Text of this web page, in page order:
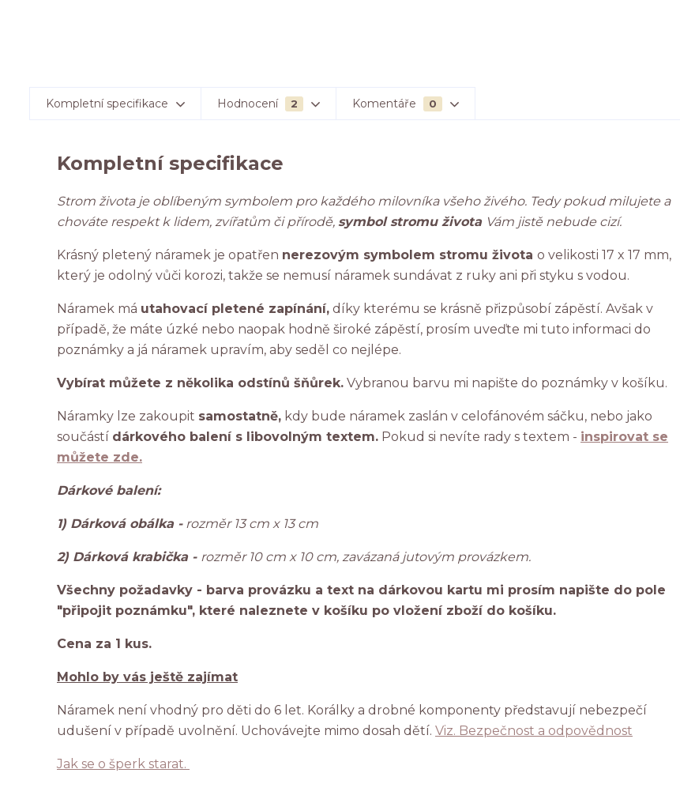
Kompletní specifikace Hodnocení 2 Komentáře 0
Kompletní specifikace
Strom života je oblíbeným symbolem pro každého milovníka všeho živého. Tedy pokud milujete a
chováte respekt k lidem, zvířatům či přírodě, symbol stromu života Vám jistě nebude cizí.
Krásný pletený náramek je opatřen nerezovým symbolem stromu života o velikosti 17 x 17 mm,
který je odolný vůči korozi, takže se nemusí náramek sundávat z ruky ani při styku s vodou.
Náramek má utahovací pletené zapínání, díky kterému se krásně přizpůsobí zápěstí. Avšak v
případě, že máte úzké nebo naopak hodně široké zápěstí, prosím uveďte mi tuto informaci do
poznámky a já náramek upravím, aby seděl co nejlépe.
Vybírat můžete z několika odstínů šňůrek. Vybranou barvu mi napište do poznámky v košíku.
Náramky lze zakoupit samostatně, kdy bude náramek zaslán v celofánovém sáčku, nebo jako
součástí dárkového balení s libovolným textem. Pokud si nevíte rady s textem - inspirovat se
můžete zde.
Dárkové balení:
1) Dárková obálka -rozměr 13 cm x 13 cm
2) Dárková krabička - rozměr 10 cm x 10 cm, zavázaná jutovým provázkem.
Všechny požadavky - barva provázku a text na dárkovou kartu mi prosím napište do pole
"připojit poznámku", které naleznete v košíku po vložení zboží do košíku.
Cena za 1 kus.
Mohlo by vás ještě zajímat
Náramek není vhodný pro děti do 6 let. Korálky a drobné komponenty představují nebezpečí
udušení v případě uvolnění. Uchovávejte mimo dosah dětí. Viz. Bezpečnost a odpovědnost
Jak se o šperk starat.